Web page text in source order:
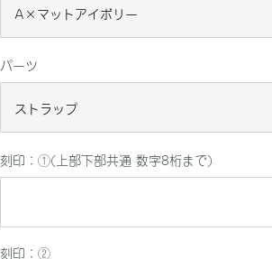
パーツ
刻印：①(上部下部共通 数字8桁まで)
刻印：②